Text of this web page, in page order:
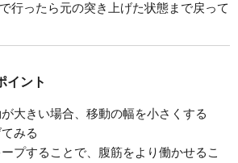
行ったら元の突き上げた状態まで戻って
イント
が大きい場合、移動の幅を小さくする
みる
ープすることで、腹筋をより働かせるこ